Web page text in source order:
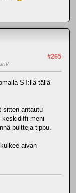
#265
ST:llä tällä
sitten antautu
keskidiffi meni
pultteja tippu.
aivan